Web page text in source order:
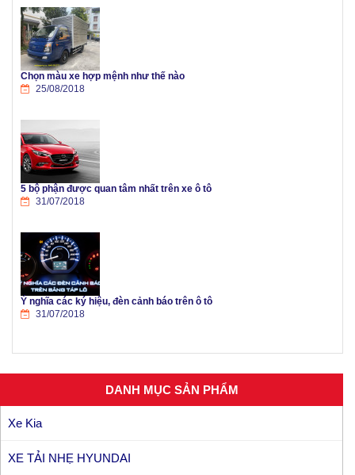
Chọn màu xe hợp mệnh như thế nào
25/08/2018
5 bộ phận được quan tâm nhất trên xe ô tô
31/07/2018
Ý nghĩa các ký hiệu, đèn cảnh báo trên ô tô
31/07/2018
DANH MỤC SẢN PHẨM
Xe Kia
XE TẢI NHẸ HYUNDAI